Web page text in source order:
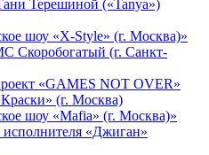
Терешиной («Tanya»)
шоу «X-Style» (г. Москва)»
Скоробогатый (г. Санкт-
«GAMES NOT OVER»
(г. Москва)
шоу «Mafia» (г. Москва)»
исполнителя «Джиган»